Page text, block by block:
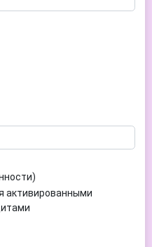
активированными